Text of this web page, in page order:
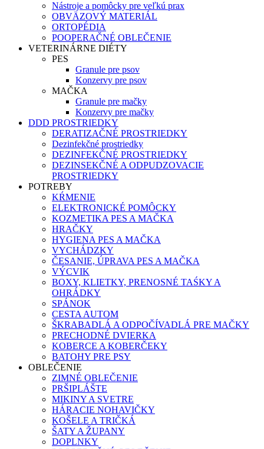
Nástroje a pomôcky pre veľkú prax
OBVÄZOVÝ MATERIÁL
ORTOPÉDIA
POOPERAČNÉ OBLEČENIE
VETERINÁRNE DIÉTY
PES
Granule pre psov
Konzervy pre psov
MAČKA
Granule pre mačky
Konzervy pre mačky
DDD PROSTRIEDKY
DERATIZAČNÉ PROSTRIEDKY
Dezinfekčné prostriedky
DEZINFEKČNÉ PROSTRIEDKY
DEZINSEKČNÉ A ODPUDZOVACIE
PROSTRIEDKY
POTREBY
KŔMENIE
ELEKTRONICKÉ POMÔCKY
KOZMETIKA PES A MAČKA
HRAČKY
HYGIENA PES A MAČKA
VYCHÁDZKY
ČESANIE, ÚPRAVA PES A MAČKA
VÝCVIK
BOXY, KLIETKY, PRENOSNÉ TAŚKY A
OHRÁDKY
SPÁNOK
CESTA AUTOM
ŠKRABADLÁ A ODPOČÍVADLÁ PRE MAČKY
PRECHODNÉ DVIERKA
KOBERCE A KOBERČEKY
BATOHY PRE PSY
OBLEČENIE
ZIMNÉ OBLEČENIE
PRŠIPLÁŠTE
MIKINY A SVETRE
HÁRACIE NOHAVIČKY
KOŠELE A TRIČKÁ
ŠATY A ŽUPANY
DOPLNKY